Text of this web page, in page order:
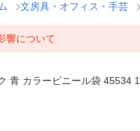
文房具・オフィス・手芸
響について